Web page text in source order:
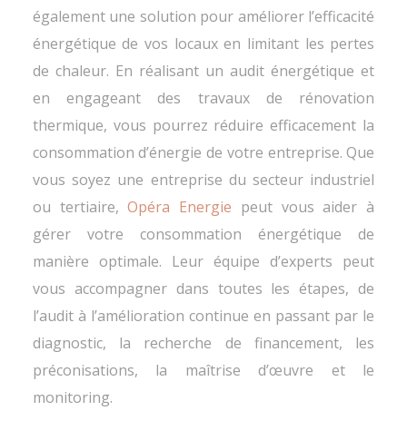
également une solution pour améliorer l’efficacité
énergétique de vos locaux en limitant les pertes
de chaleur. En réalisant un audit énergétique et
en engageant des travaux de rénovation
thermique, vous pourrez réduire efficacement la
consommation d’énergie de votre entreprise. Que
vous soyez une entreprise du secteur industriel
ou tertiaire,Opéra Energie peut vous aider à
gérer votre consommation énergétique de
manière optimale. Leur équipe d’experts peut
vous accompagner dans toutes les étapes, de
l’audit à l’amélioration continue en passant par le
diagnostic, la recherche de financement, les
préconisations, la maîtrise d’œuvre et le
monitoring.